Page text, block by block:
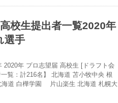
校生提出者一覧2020年
選手
2020年 プロ志望届 高校生 [ドラフト会
覧：計216名】 北海道 苫小牧中央 根
道 白樺学園 片山楽生 北海道 札幌大